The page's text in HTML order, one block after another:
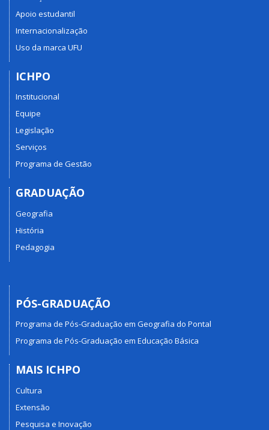
Apoio estudantil
Internacionalização
Uso da marca UFU
ICHPO
Institucional
Equipe
Legislação
Serviços
Programa de Gestão
GRADUAÇÃO
Geografia
História
Pedagogia
PÓS-GRADUAÇÃO
Programa de Pós-Graduação em Geografia do Pontal
Programa de Pós-Graduação em Educação Básica
MAIS ICHPO
Cultura
Extensão
Pesquisa e Inovação